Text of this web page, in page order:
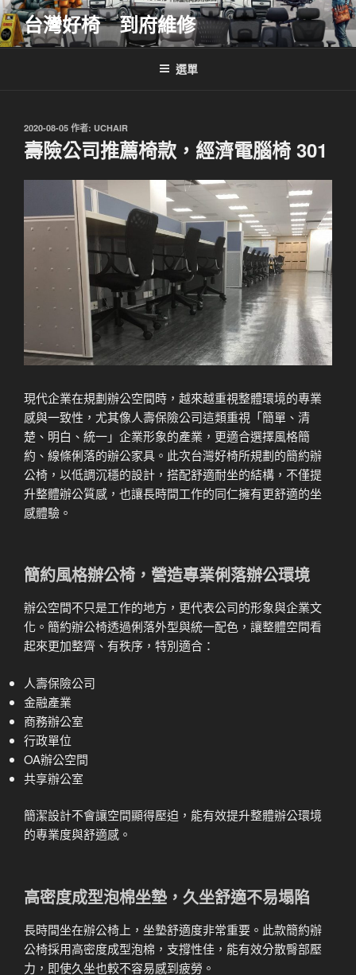
跳
至
主
台灣好椅 到府維修
選單
發
佈
於
2020-08-05 作者: UCHAIR
壽險公司推薦椅款，經濟電腦椅 301
現代企業在規劃辦公空間時，越來越重視整體環境的專業
感與一致性，尤其像人壽保險公司這類重視「簡單、清
楚、明白、統一」企業形象的產業，更適合選擇風格簡
約、線條俐落的辦公家具。此次台灣好椅所規劃的簡約辦
公椅，以低調沉穩的設計，搭配舒適耐坐的結構，不僅提
升整體辦公質感，也讓長時間工作的同仁擁有更舒適的坐
感體驗。
簡約風格辦公椅，營造專業俐落辦公環境
辦公空間不只是工作的地方，更代表公司的形象與企業文
化。簡約辦公椅透過俐落外型與統一配色，讓整體空間看
起來更加整齊、有秩序，特別適合：
人壽保險公司
金融產業
商務辦公室
行政單位
OA辦公空間
共享辦公室
簡潔設計不會讓空間顯得壓迫，能有效提升整體辦公環境
的專業度與舒適感。
高密度成型泡棉坐墊，久坐舒適不易塌陷
長時間坐在辦公椅上，坐墊舒適度非常重要。此款簡約辦
公椅採用高密度成型泡棉，支撐性佳，能有效分散臀部壓
力，即使久坐也較不容易感到疲勞。